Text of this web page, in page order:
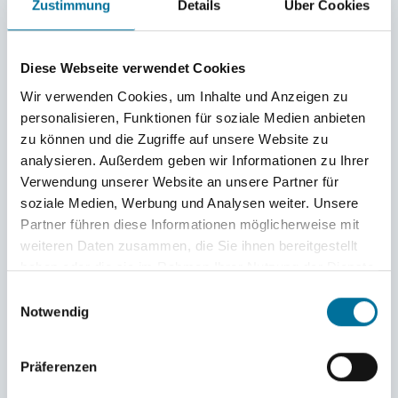
Zustimmung Details Über Cookies
Diese Webseite verwendet Cookies
Wir verwenden Cookies, um Inhalte und Anzeigen zu
personalisieren, Funktionen für soziale Medien anbieten
zu können und die Zugriffe auf unsere Website zu
analysieren. Außerdem geben wir Informationen zu Ihrer
Verwendung unserer Website an unsere Partner für
soziale Medien, Werbung und Analysen weiter. Unsere
Partner führen diese Informationen möglicherweise mit
weiteren Daten zusammen, die Sie ihnen bereitgestellt
haben oder die sie im Rahmen Ihrer Nutzung der Dienste
Notwendig
Präferenzen
Ich sehe nichts
Auf der Karte, ein kleines Kreuzchen im großen
Blau.
Das sind wir.
Mein Zuhause liegt nicht auf dieser Karte,
Zuhause ist im Norden,
wir segeln in den Süden,
zu weit sind wir entfernt.
Unglaublich viele Kilometer liegen zwischen mir
Das habe ich für 7 Monate verlassen,